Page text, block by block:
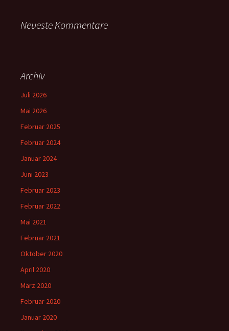
Neueste Kommentare
Archiv
Juli 2026
Mai 2026
Februar 2025
Februar 2024
Januar 2024
Juni 2023
Februar 2023
Februar 2022
Mai 2021
Februar 2021
Oktober 2020
April 2020
März 2020
Februar 2020
Januar 2020